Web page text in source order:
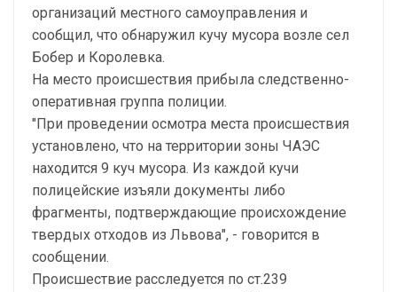
организаций местного самоуправления и
сообщил, что обнаружил кучу мусора возле сел
Бобер и Королевка.
На место происшествия прибыла следственно-
оперативная группа полиции.
"При проведении осмотра места происшествия
установлено, что на территории зоны ЧАЭС
находится 9 куч мусора. Из каждой кучи
полицейские изъяли документы либо
фрагменты, подтверждающие происхождение
твердых отходов из Львова", - говорится в
сообщении.
Происшествие расследуется по ст.239